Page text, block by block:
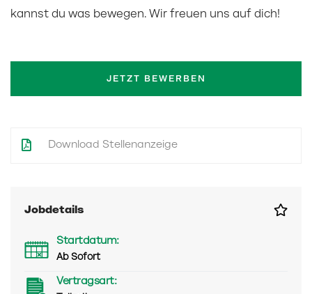
kannst du was bewegen. Wir freuen uns auf dich!
JETZT BEWERBEN
Download Stellenanzeige
Jobdetails
Startdatum:
Ab Sofort
Vertragsart: